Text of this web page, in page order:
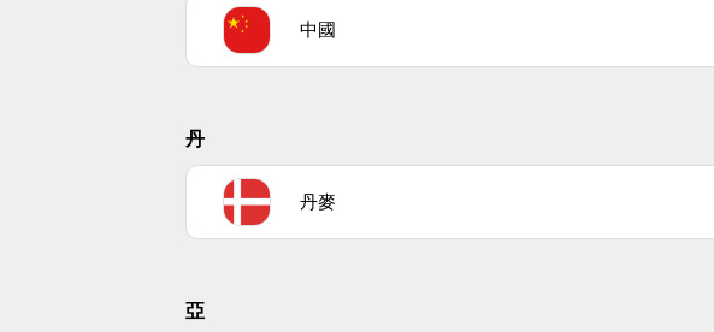
中國
丹
丹麥
亞